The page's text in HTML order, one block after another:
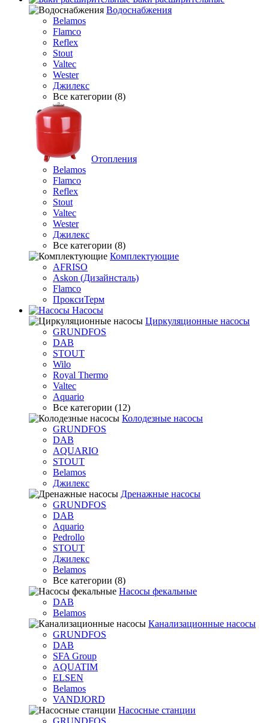
Водоснабжения
Belamos
Flamco
Reflex
Stout
Valtec
Wester
Джилекс
Все категории (8)
Отопления
Belamos
Flamco
Reflex
Stout
Valtec
Wester
Джилекс
Все категории (8)
Комплектующие
AFRISO
Askon (Дизайнсталь)
Flamco
ПроксиТерм
Насосы
Циркуляционные насосы
GRUNDFOS
DAB
STOUT
Wilo
Royal Thermo
Valtec
Aquario
Все категории (12)
Колодезные насосы
GRUNDFOS
DAB
AQUARIO
STOUT
Belamos
Джилекс
Дренажные насосы
GRUNDFOS
DAB
Aquario
Pedrollo
STOUT
Джилекс
Belamos
Все категории (8)
Насосы фекальные
DAB
Belamos
Канализационные насосы
GRUNDFOS
DAB
SFA Group
AQUATIM
ELSEN
Belamos
VANDJORD
Насосные станции
GRUNDFOS